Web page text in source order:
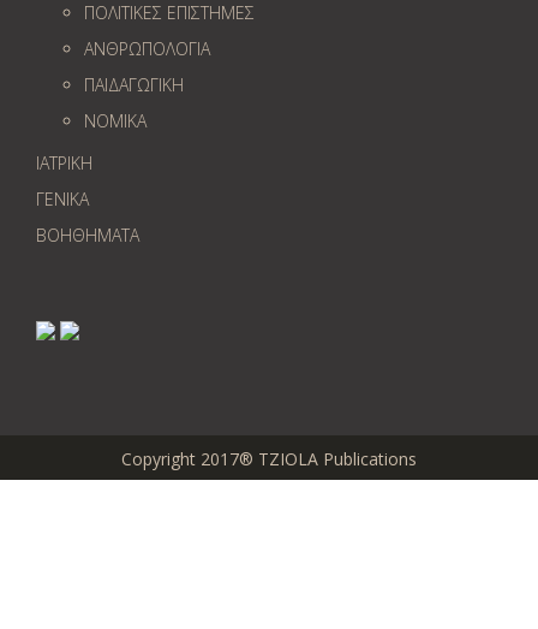
ΠΟΛΙΤΙΚΕΣ ΕΠΙΣΤΗΜΕΣ
ΑΝΘΡΩΠΟΛΟΓΙΑ
ΠΑΙΔΑΓΩΓΙΚΗ
ΝΟΜΙΚΑ
ΙΑΤΡΙΚΗ
ΓΕΝΙΚΑ
ΒΟΗΘΗΜΑΤΑ
Copyright 2017® TZIOLA Publications